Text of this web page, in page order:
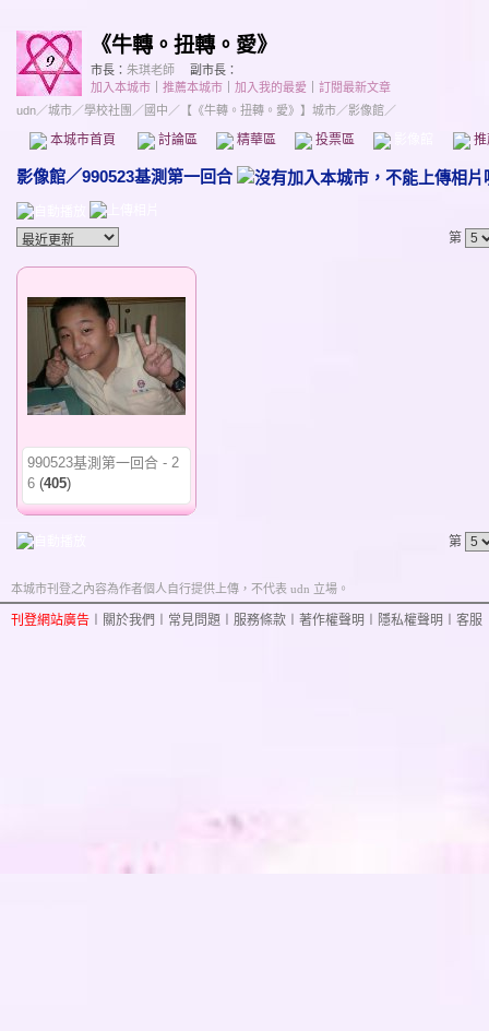
《牛轉。扭轉。愛》
市長： 朱琪老師
副市長：
加入本城市
推薦本城市 加入我的最愛
訂閱最新文章
udn／城市／學校社團 ／國中 ／ 【《牛轉。扭轉。愛》】城市／影像館／
本城市首頁 討論區 精華區 投票區 影像館
影像館／990523基測第一回合
第
990523基測第一回合 - 2
6 (405)
第
本城市刊登之內容為作者個人自行提供上傳，不代表 udn 立場。
刊登網站廣告 關於我們 常見問題 服務條款 著作權聲明 隱私權聲明 客服